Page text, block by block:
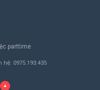
parttime
hệ: 0975.193.435